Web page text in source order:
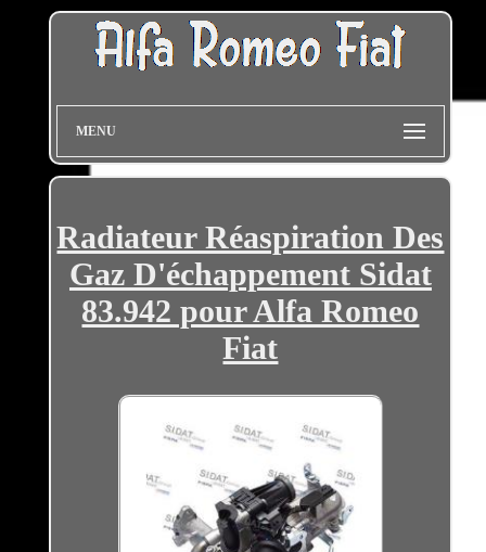
MENU
Radiateur Réaspiration Des
Gaz D'échappement Sidat
83.942 pour Alfa Romeo
Fiat